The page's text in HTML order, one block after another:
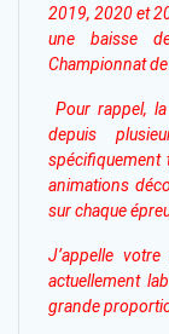
2019, 2020 et
une baisse
Championnat
Pour rappel,
depuis
spécifiquement
animations
sur chaque
J’appelle
actuellement
grande